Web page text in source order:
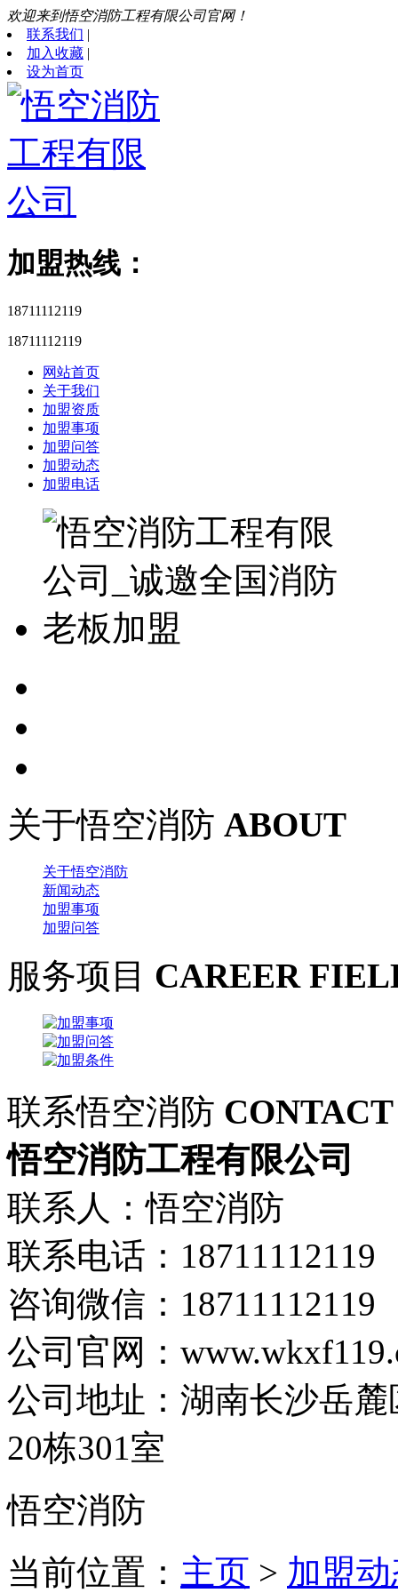
欢迎来到悟空消防工程有限公司官网！
联系我们 |
加入收藏 |
设为首页
加盟热线：
18711112119
18711112119
网站首页
关于我们
加盟资质
加盟事项
加盟问答
加盟动态
加盟电话
关于悟空消防 ABOUT
关于悟空消防
新闻动态
加盟事项
加盟问答
服务项目 CAREER
联系悟空消防 CONTACT
悟空消防工程有限公司
联系人：悟空消防
联系电话： 18711112119
咨询微信：18711112119
公司官网：
公司地址：湖南长沙岳
20栋301室
悟空消防
当前位置： 主页 > 加盟